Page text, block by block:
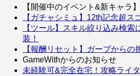
【開催中のイベント&新キャラ】
【ガチャシミュ】12th記念超ス
【ツール】スキル絞り込み検索
装！
【報酬リセット】ガープからの
GameWithからのお知らせ
未経験可&完全在宅！攻略ライタ